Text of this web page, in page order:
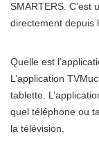
SMARTERS. C’est
directement depuis
Quelle est
L’application
tablette.
quel téléphone ou
la télévision.